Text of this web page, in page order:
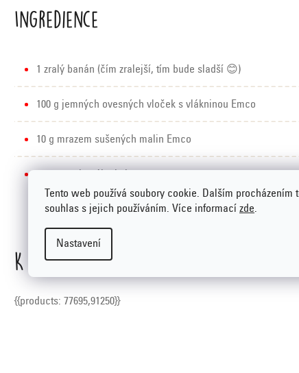
Tento web používá soubory cookie. Dalším
souhlas s jejich používáním. Více informací zde.
Nastavení
Ingredience
1 zralý banán (čím zralejší, tím bude sladší 😊)
100 g jemných ovesných vloček s vlákninou Emco
10 g mrazem sušených malin Emco
K tomuto receptu potřebujete
{{products: 77695,91250}}